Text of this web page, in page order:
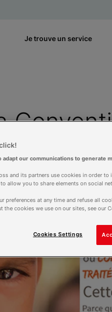
Je trouve un service
adapt our communications to generate
and its partners use cookies in order
allow you to share elements on social
preferences at any time and refuse all
the cookies we use on our sites, see our
Cookies Settings